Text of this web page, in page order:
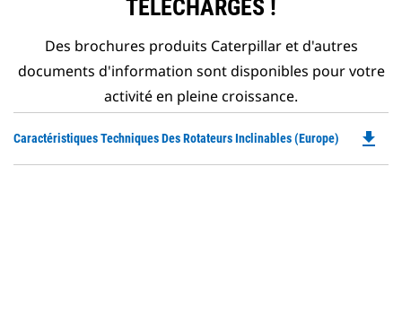
TÉLÉCHARGÉS !
Des brochures produits Caterpillar et d'autres
documents d'information sont disponibles pour votre
activité en pleine croissance.
Caractéristiques Techniques Des Rotateurs Inclinables (Europe) file_download